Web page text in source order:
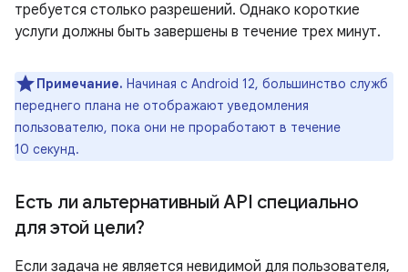
требуется столько разрешений. Однако короткие
услуги должны быть завершены в течение трех минут.
Примечание. Начиная с Android 12, большинство служб
переднего плана не отображают уведомления
пользователю, пока они не проработают в течение
10 секунд.
Есть ли альтернативный API специально
для этой цели?
Если задача не является невидимой для пользователя,